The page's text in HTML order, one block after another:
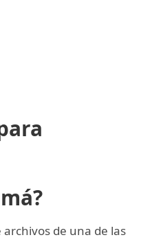
de una de las